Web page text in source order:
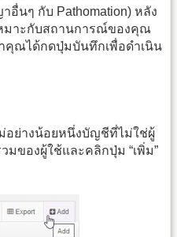
นๆ กับ Pathomation) หลัง
มาะกับสถานการณ์ของคุณ
คุณได้กดปุ่มบันทึกเพื่อดำเนิน
อย่างน้อยหนึ่งบัญชีที่ไม่ใช่ผู้
มของผู้ใช้และคลิกปุ่ม “เพิ่ม”